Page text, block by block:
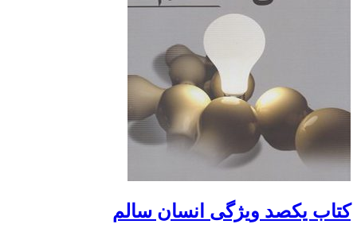
کتاب یکصد ویژگی انسان سالم